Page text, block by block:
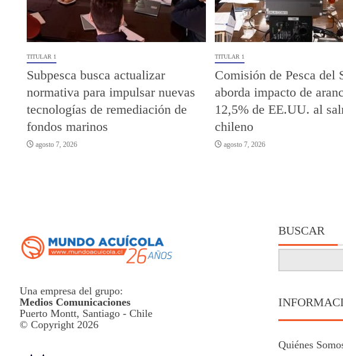
TITULAR 1
Subpesca busca actualizar
normativa para impulsar nuevas
tecnologías de remediación de
fondos marinos
agosto 7, 2026
TITULAR 1
Comisión de Pesca del
aborda impacto de
12,5% de EE.UU. al
chileno
agosto 7, 2026
Una empresa del grupo:
Medios Comunicaciones
Puerto Montt, Santiago - Chile
© Copyright 2026
BUSCAR
Quiénes